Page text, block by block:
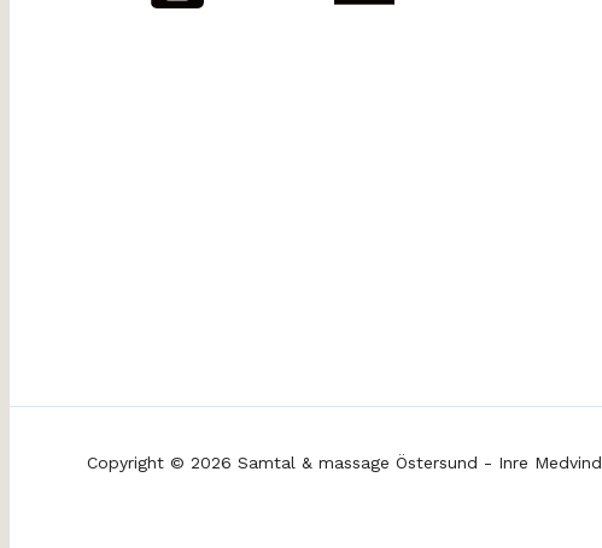
Copyright © 2026 Samtal & massage Östersund - Inre Medvind